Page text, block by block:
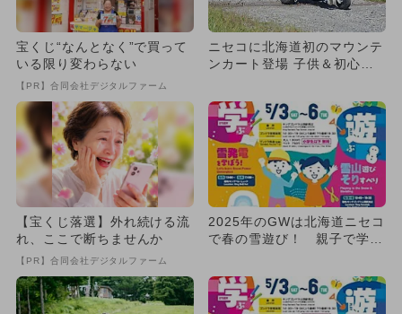
宝くじ“なんとなく”で買って
いる限り変わらない
【PR】合同会社デジタルファーム
ニセコに北海道初のマウンテ
ンカート登場 子供＆初心者O
【宝くじ落選】外れ続ける流
れ、ここで断ちませんか
【PR】合同会社デジタルファーム
2025年のGWは北海道ニセコ
で春の雪遊び！ 親子で学べ